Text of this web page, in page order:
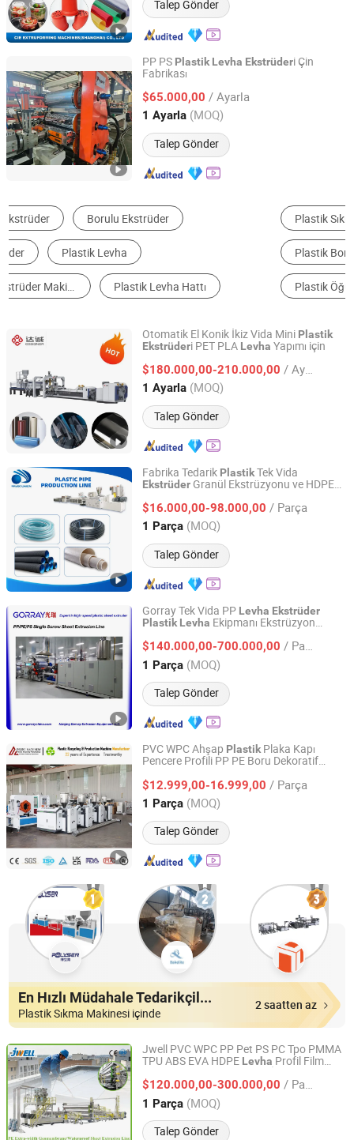
Talep Gönder
PP PS Plastik Levha Ekstrüderi Çin
Fabrikası
$65.000,00 / Ayarla
1 Ayarla (MOQ)
Talep Gönder
Ruian Polyprint Machinery Co., Limited
Zhejiang, China Fiyat 2012
Plastik Sıkma Makinesi Plastik Levha Makineleri
Plastik Boru Makineleri
Plastik Öğütücü
Otomatik El Konik İkiz Vida Mini Plastik
Ekstrüderi PET PLA Levha Yapımı için
$180.000,00-210.000,00 / Ayarla
1 Ayarla (MOQ)
Talep Gönder
Shantou Designer Precise Machinery Co., Ltd
Guangdong, China Fiyat 2024
Fabrika Tedarik PlastikTek Vida
Ekstrüder Granül Ekstrüzyonu ve HDPE
ProfilLevhaTahtası Yapımı için
$16.000,00-98.000,00 / Parça
1 Parça (MOQ)
Talep Gönder
Jiangsu Faygo Union Machinery Co., Ltd.
Jiangsu, China Fiyat 2008
Gorray Tek Vida PP Levha Ekstrüder
Plastik Levha Ekipmanı Ekstrüzyon
$140.000,00-700.000,00 / Parça
1 Parça (MOQ)
Talep Gönder
Nanjing Gorray Extrusion Equipment LLC
Jiangsu, China Fiyat 2018
PVC WPC Ahşap PlastikPlaka Kapı
Pencere Profili PP PE Boru Dekoratif
Çift VidaEkstrüderiPlastik Geri Dönüşüm
Üretimi için
$12.999,00-16.999,00 / Parça
1 Parça (MOQ)
Talep Gönder
Zhangjiagang Deling Machinery Co, Ltd
Jiangsu, China Fiyat 2024
En Hızlı Müdahale Tedarikçiler
Plastik Sıkma Makinesi içinde
2 saatten az
Jwell PVC WPC PP Pet PS PC Tpo PMMA
TPU ABS EVA HDPE Levha Profil Film
EkstrüderEkstrüzyon Üretim Hattı
$120.000,00-300.000,00 / Parça
1 Parça (MOQ)
Talep Gönder
Jiangsu Jwell Intelligent Machinery Co., Ltd.
Jiangsu, China Fiyat 2024